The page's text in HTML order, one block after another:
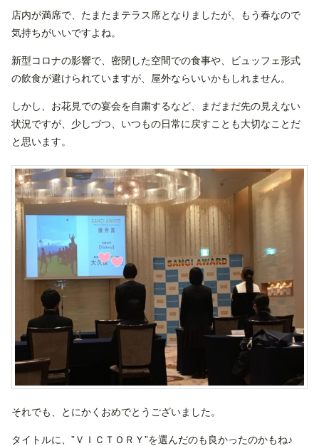
店内が満席で、たまたまテラス席となりましたが、もう春なので
気持ちがいいですよね。
新型コロナの影響で、密閉した空間での食事や、ビュッフェ形式
の飲食が避けられていますが、屋外ならいいかもしれません。
しかし、お花見での宴会を自粛するなど、まだまだ先の見えない
状況ですが、少しづつ、いつもの日常に戻すことも大切なことだ
と思います。
それでも、とにかくおめでとうございました。
タイトルに、”ＶＩＣＴＯＲＹ”を選んだのも良かったのかもね♪